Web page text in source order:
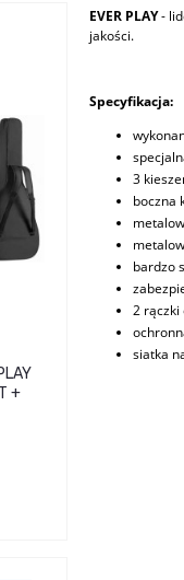
+
EVER PLAY-
jakości.
Specyfikacja:
3
boczna
bardzo
2 rączki
siatka